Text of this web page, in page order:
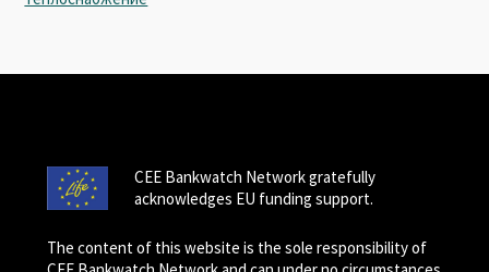
CEE Bankwatch Network gratefully
acknowledges EU funding support.
The content of this website is the sole responsibility of